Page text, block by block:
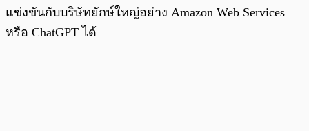
แข่งขันกับบริษัทยักษ์ใหญ่อย่าง Amazon Web Services
หรือ ChatGPT ได้